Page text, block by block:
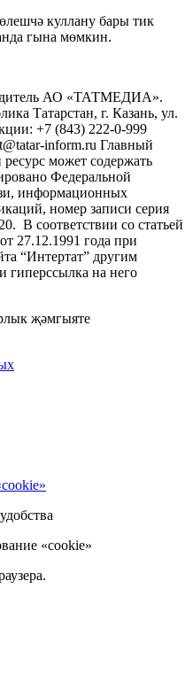
куллану бары тик
гына мөмкин.
АО «ТАТМЕДИА».
Татарстан, г. Казань, ул.
+7 (843) 222-0-999
inform.ru Главный
может содержать
Федеральной
информационных
номер записи серия
В соответствии со статьей
27.12.1991 года при
“Интертат” другим
гиперссылка на него
җәмгыяте
«cookie»